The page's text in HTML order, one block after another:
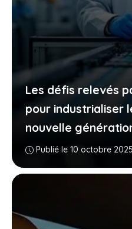
Les défis relevés
pour industrialiser
nouvelle
Publié le 10 octobre